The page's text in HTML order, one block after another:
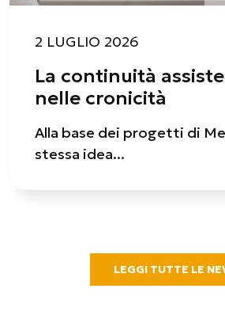
2 LUGLIO 2026
La continuità
nelle cronicità
Alla base dei progetti di
stessa idea...
LEGGI TUTTE LE